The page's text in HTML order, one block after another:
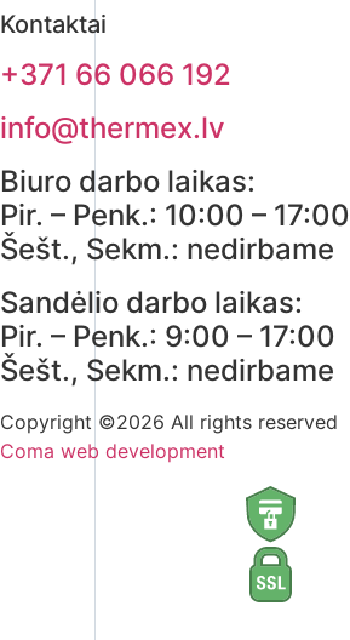
Kontaktai
+371 66 066 192
info@thermex.lv
Biuro darbo laikas:
Pir. – Penk.: 10:00 – 17:00
Šešt., Sekm.: nedirbame
Sandėlio darbo laikas:
Pir. – Penk.: 9:00 – 17:00
Šešt., Sekm.: nedirbame
Copyright ©2026 All rights reserved
Coma web development